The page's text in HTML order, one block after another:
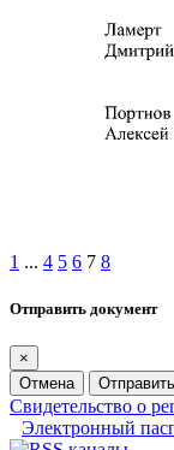
1 ... 4 5 6 7 8
Отправить документ
×
Отмена
Отправить
Свидетельство о
Электронный